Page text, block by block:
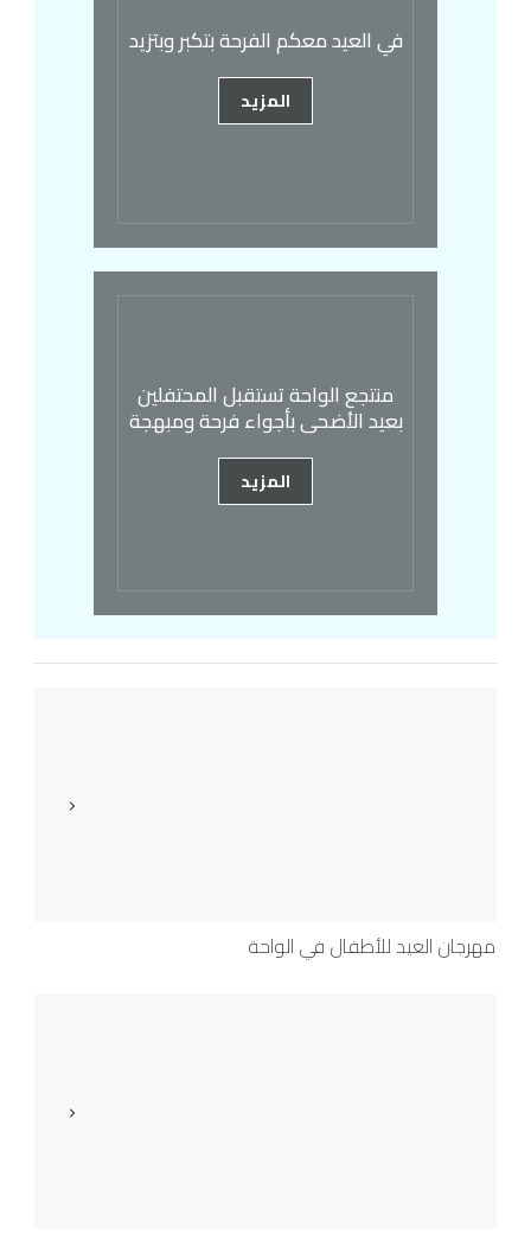
في العيد معكم الفرحة بتكبر وبتزيد
المزيد
منتجع الواحة تستقبل المحتفلين
بعيد الأضحى بأجواء فرحة ومبهجة
المزيد
مهرجان العيد للأطفال في الواحة